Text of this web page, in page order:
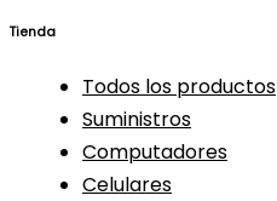
Tienda
Todos los productos
Suministros
Computadores
Celulares